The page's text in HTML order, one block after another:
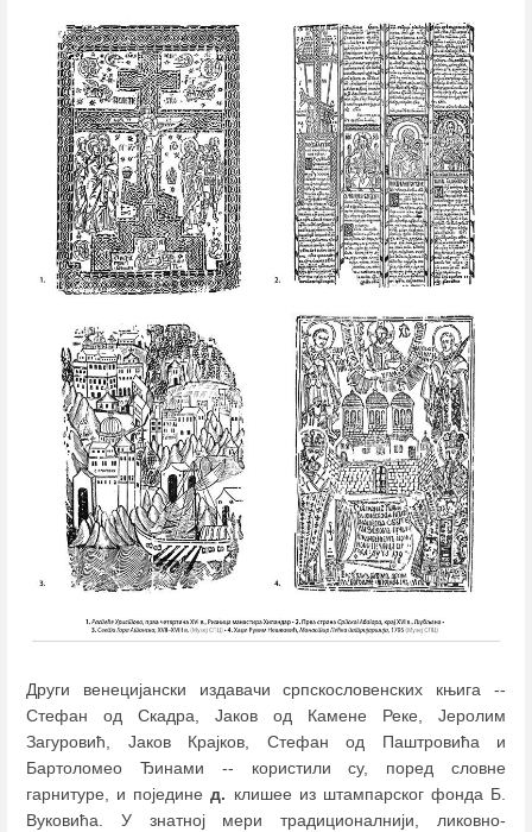
Други венецијански издавачи српскословенских књига --
Стефан од Скадра, Јаков од Камене Реке, Јеролим
Загуровић, Јаков Крајков, Стефан од Паштровића и
Бартоломео Ђинами -- користили су, поред словне
гарнитуре, и појединед. клишее из штампарског фонда Б.
Вуковића. У знатној мери традиционалнији, ликовно-